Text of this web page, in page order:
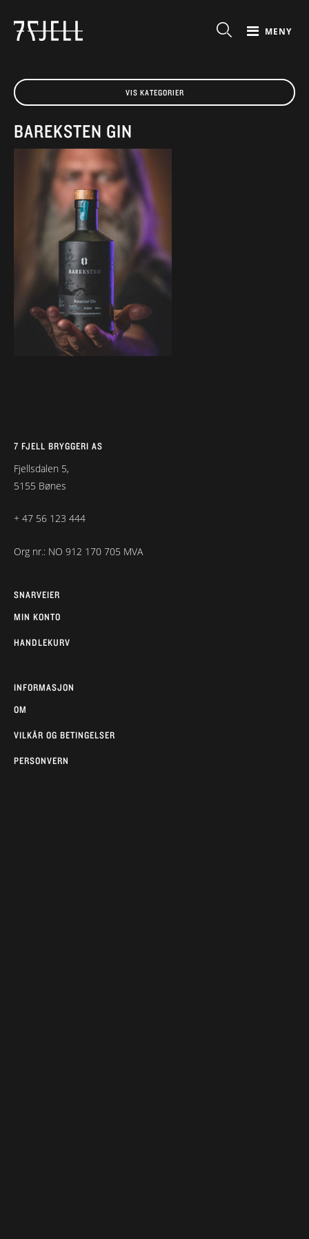
MENY
VIS KATEGORIER
BAREKSTEN GIN
7 FJELL BRYGGERI AS
Fjellsdalen 5,
5155 Bønes
+ 47 56 123 444
Org nr.: NO 912 170 705 MVA
SNARVEIER
MIN KONTO
HANDLEKURV
INFORMASJON
OM
VILKÅR OG BETINGELSER
PERSONVERN